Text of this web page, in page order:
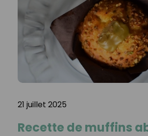
21 juillet 2025
Recette de muffins